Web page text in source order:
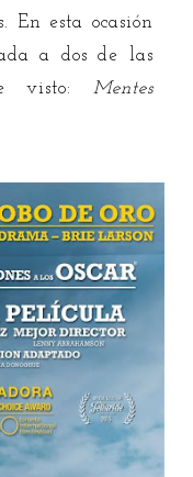
En esta ocasión
a dos de las
visto:Mentes